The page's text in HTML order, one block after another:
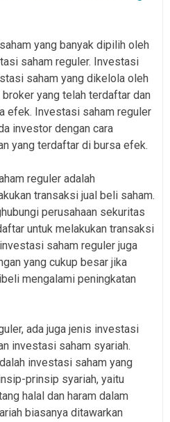
yang banyak dipilih oleh
saham reguler. Investasi
saham yang dikelola oleh
yang telah terdaftar dan
efek. Investasi saham reguler
investor dengan cara
yang terdaftar di bursa efek.
reguler adalah
transaksi jual beli saham.
perusahaan sekuritas
untuk melakukan transaksi
saham reguler juga
yang cukup besar jika
mengalami peningkatan
ada juga jenis investasi
investasi saham syariah.
investasi saham yang
prinsip syariah, yaitu
halal dan haram dalam
biasanya ditawarkan